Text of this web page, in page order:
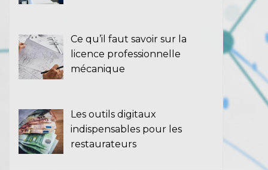
Ce qu’il faut savoir sur la
licence professionnelle
mécanique
Les outils digitaux
indispensables pour les
restaurateurs